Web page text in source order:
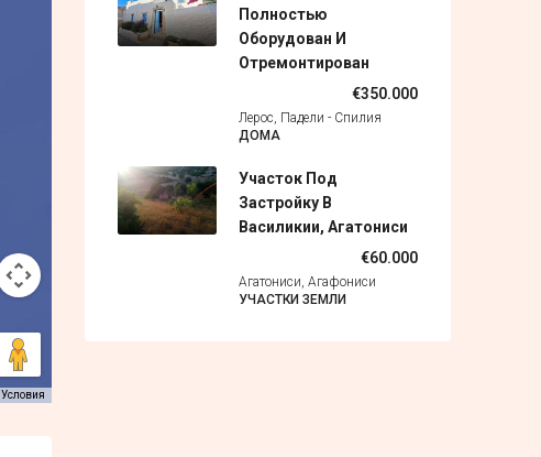
Условия
Полностью
Оборудован И
Отремонтирован
€350.000
Лерос, Падели - Спилия
ДОМА
Участок Под
Застройку В
Василикии, Агатониси
€60.000
Агатониси, Агафониси
УЧАСТКИ ЗЕМЛИ